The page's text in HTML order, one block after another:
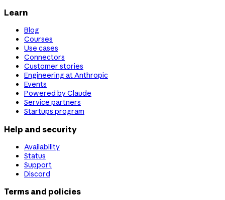
Learn
Blog
Courses
Use cases
Connectors
Customer stories
Engineering at Anthropic
Events
Powered by Claude
Service partners
Startups program
Help and security
Availability
Status
Support
Discord
Terms and policies